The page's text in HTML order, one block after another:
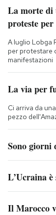
La morte di
proteste
A luglio Lobga
per protestare
manifestazioni
La via per
Ci arriva da
pezzo
Sono giorni
L’Ucraina
Il Marocco